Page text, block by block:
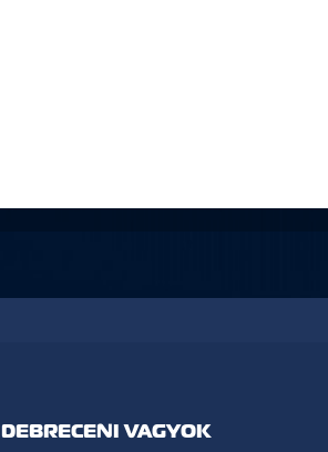
DEBRECENI VAGYOK